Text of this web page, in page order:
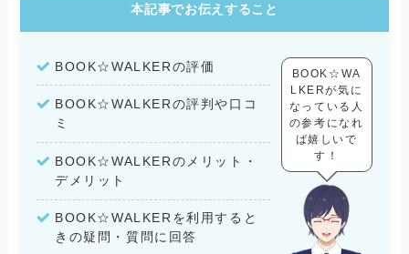
本記事でお伝えすること
BOOK☆WALKERの評価
BOOK☆WALKERの評判や口コ
ミ
BOOK☆WALKERのメリット・
デメリット
BOOK☆WALKERを利用すると
きの疑問・質問に回答
BOOK☆WA
LKERが気に
なっている人
の参考になれ
ば嬉しいで
す！